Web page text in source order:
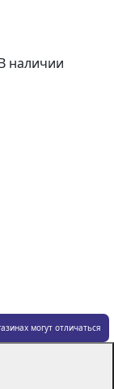
наличии
могут отличаться